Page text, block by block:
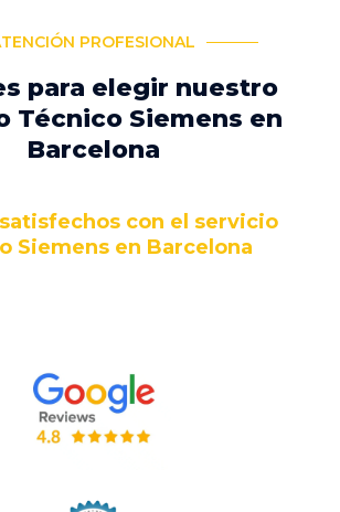
PROFESIONAL
para elegir nuestro
Técnico Siemens en
Barcelona
con el servicio
Siemens en Barcelona